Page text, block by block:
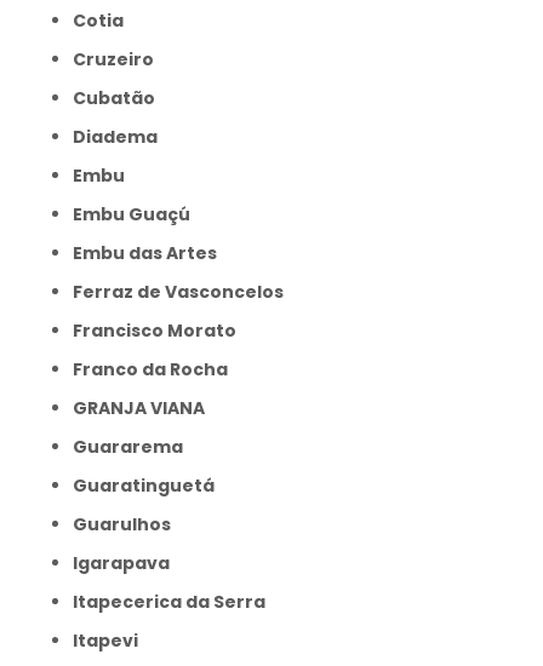
Cotia
Cruzeiro
Cubatão
Diadema
Embu
Embu Guaçú
Embu das Artes
Ferraz de Vasconcelos
Francisco Morato
Franco da Rocha
GRANJA VIANA
Guararema
Guaratinguetá
Guarulhos
Igarapava
Itapecerica da Serra
Itapevi